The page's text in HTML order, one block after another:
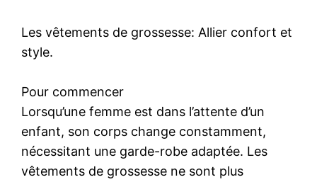
Les vêtements de grossesse: Allier confort et
style.
Pour commencer
Lorsqu’une femme est dans l’attente d’un
enfant, son corps change constamment,
nécessitant une garde-robe adaptée. Les
vêtements de grossesse ne sont plus